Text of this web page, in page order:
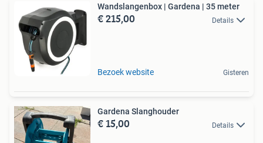
Wandslangenbox | Gardena | 35 meter
€ 215,00 Details
Bezoek website Gisteren
Gardena Slanghouder
€ 15,00 Details